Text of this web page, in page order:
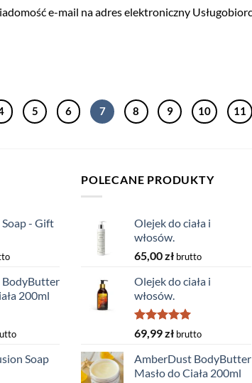
e-mail na adres elektroniczny
5 6 7 8 9 10 11
- Gift
200ml
Soap
POLECANE PRODUKTY
Olejek do ciała i
włosów.
65,00zł brutto
Olejek do ciała i
włosów.
Rated5.00
out of 5
69,99zł brutto
AmberDust BodyButter
Masło do Ciała 200ml